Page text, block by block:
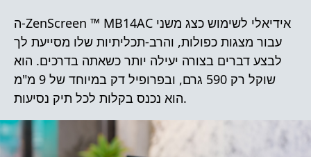
ה-ZenScreen ™ MB14AC אידיאלי לשימוש כצג משני
עבור מצגות כפולות, והרב-תכליתיות שלו מסייעת לך
לבצע דברים בצורה יעילה יותר כשאתה בדרכים. הוא
שוקל רק 590 גרם, ובפרופיל דק במיוחד של 9 מ"מ
הוא נכנס בקלות לכל תיק נסיעות.